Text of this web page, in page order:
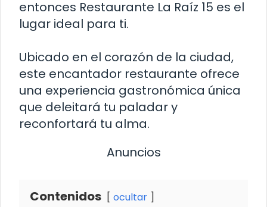
entonces Restaurante La Raíz 15 es el
lugar ideal para ti.
Ubicado en el corazón de la ciudad,
este encantador restaurante ofrece
una experiencia gastronómica única
que deleitará tu paladar y
reconfortará tu alma.
Anuncios
Contenidos ocultar